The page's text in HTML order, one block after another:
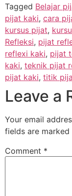
Tagged Belajar
pijat kaki, cara
kursus pijat,
Refleksi, pijat
reflexi kaki, pijat
kaki, teknik pijat
pijat kaki, titik
Leave a
Your email
fields are marked
Comment *